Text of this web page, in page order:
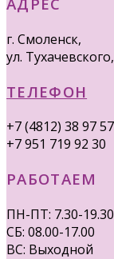
г. Смоленск,
ул.
ТЕЛЕФОН
+7 (4812) 38 97 57
+7 951 719 92 30
РАБОТАЕМ
ПН-ПТ: 7.30-19.30
СБ: 08.00-17.00
ВС: Выходной